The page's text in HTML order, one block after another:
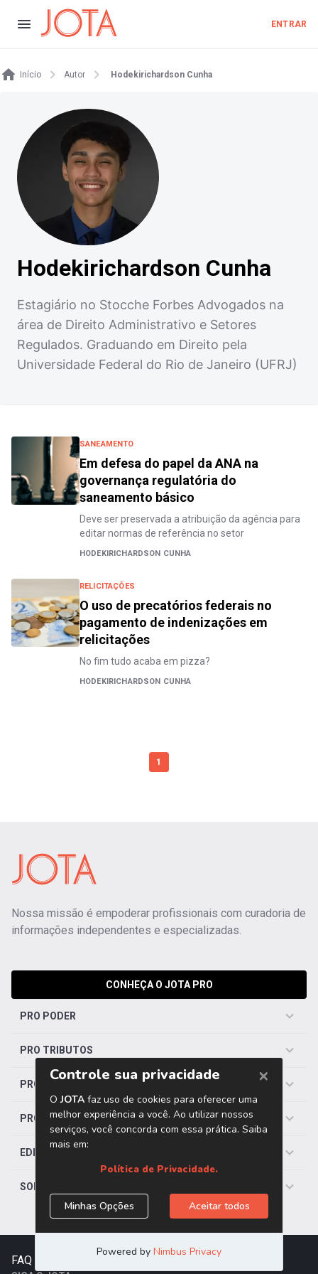
ENTRAR
Início Autor Hodekirichardson Cunha
Hodekirichardson Cunha
Estagiário no Stocche Forbes Advogados na
área de Direito Administrativo e Setores
Regulados. Graduando em Direito pela
Universidade Federal do Rio de Janeiro (UFRJ)
SANEAMENTO
Em defesa do papel da ANA na
governança regulatória do
saneamento básico
Deve ser preservada a atribuição da agência para
editar normas de referência no setor
HODEKIRICHARDSON CUNHA
RELICITAÇÕES
O uso de precatórios federais no
pagamento de indenizações em
relicitações
No fim tudo acaba em pizza?
HODEKIRICHARDSON CUNHA
1
Nossa missão é empoderar profissionais com curadoria de
informações independentes e especializadas.
CONHEÇA O JOTA PRO
PRO PODER
PRO TRIBUTOS
PRO TRABALHISTA
PRO SAÚDE
EDITORIAS
SOBRE O JOTA
FAQ Trabalhe Conosco